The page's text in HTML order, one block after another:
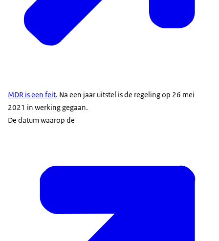
MDR is een feit. Na een jaar uitstel is de regeling op 26 mei
2021 in werking gegaan.
De datum waarop de